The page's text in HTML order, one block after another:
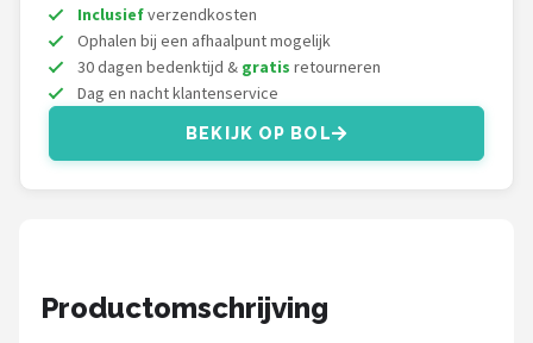
Under Armour
Skymax
Wilson
Alle merken →
Inclusiefverzendkosten
Ophalen bij een afhaalpunt mogelijk
30 dagen bedenktijd & gratis retourneren
Dag en nacht klantenservice
BEKIJK OP BOL
Productomschrijving